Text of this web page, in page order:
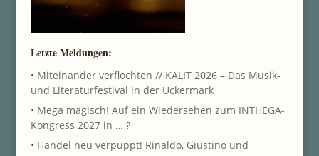
Letzte Meldungen:
• Miteinander verflochten // KALIT 2026 – Das Musik-
und Literaturfestival in der Uckermark
• Mega magisch! Auf ein Wiedersehen zum INTHEGA-
Kongress 2027 in … ?
• Händel neu verpuppt! Rinaldo, Giustino und